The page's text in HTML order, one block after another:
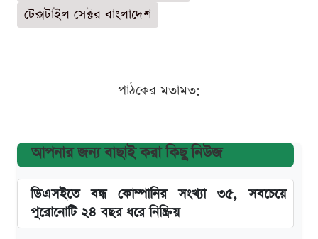
টেক্সটাইল সেক্টর বাংলাদেশ
পাঠকের মতামত:
আপনার জন্য বাছাই করা কিছু নিউজ
ডিএসইতে বন্ধ কোম্পানির সংখ্যা ৩৫, সবচেয়ে
পুরোনোটি ২৪ বছর ধরে নিষ্ক্রিয়